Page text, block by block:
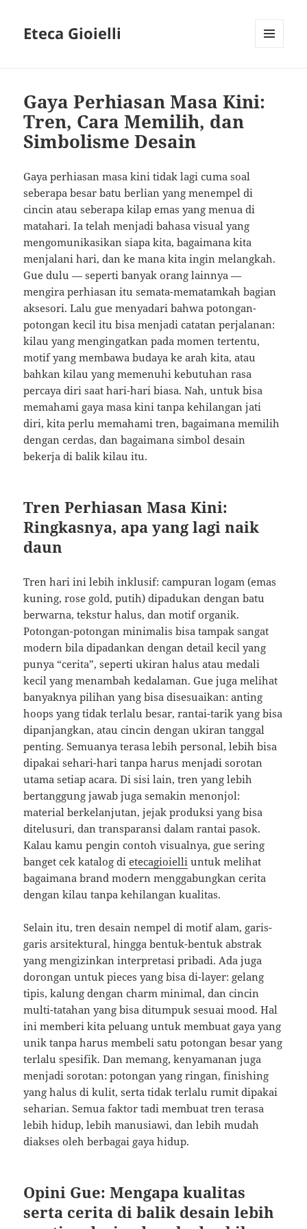
Eteca Gioielli
Gaya Perhiasan Masa Kini:
Tren, Cara Memilih, dan
Simbolisme Desain
Gaya perhiasan masa kini tidak lagi cuma soal
seberapa besar batu berlian yang menempel di
cincin atau seberapa kilap emas yang menua di
matahari. Ia telah menjadi bahasa visual yang
mengomunikasikan siapa kita, bagaimana kita
menjalani hari, dan ke mana kita ingin melangkah.
Gue dulu — seperti banyak orang lainnya —
mengira perhiasan itu semata-mematamkah bagian
aksesori. Lalu gue menyadari bahwa potongan-
potongan kecil itu bisa menjadi catatan perjalanan:
kilau yang mengingatkan pada momen tertentu,
motif yang membawa budaya ke arah kita, atau
bahkan kilau yang memenuhi kebutuhan rasa
percaya diri saat hari-hari biasa. Nah, untuk bisa
memahami gaya masa kini tanpa kehilangan jati
diri, kita perlu memahami tren, bagaimana memilih
dengan cerdas, dan bagaimana simbol desain
bekerja di balik kilau itu.
Tren Perhiasan Masa Kini:
Ringkasnya, apa yang lagi naik
daun
Tren hari ini lebih inklusif: campuran logam (emas
kuning, rose gold, putih) dipadukan dengan batu
berwarna, tekstur halus, dan motif organik.
Potongan-potongan minimalis bisa tampak sangat
modern bila dipadankan dengan detail kecil yang
punya “cerita”, seperti ukiran halus atau medali
kecil yang menambah kedalaman. Gue juga melihat
banyaknya pilihan yang bisa disesuaikan: anting
hoops yang tidak terlalu besar, rantai-tarik yang bisa
dipanjangkan, atau cincin dengan ukiran tanggal
penting. Semuanya terasa lebih personal, lebih bisa
dipakai sehari-hari tanpa harus menjadi sorotan
utama setiap acara. Di sisi lain, tren yang lebih
bertanggung jawab juga semakin menonjol:
material berkelanjutan, jejak produksi yang bisa
ditelusuri, dan transparansi dalam rantai pasok.
Kalau kamu pengin contoh visualnya, gue sering
banget cek katalog dietecagioielli untuk melihat
bagaimana brand modern menggabungkan cerita
dengan kilau tanpa kehilangan kualitas.
Selain itu, tren desain nempel di motif alam, garis-
garis arsitektural, hingga bentuk-bentuk abstrak
yang mengizinkan interpretasi pribadi. Ada juga
dorongan untuk pieces yang bisa di-layer: gelang
tipis, kalung dengan charm minimal, dan cincin
multi-tatahan yang bisa ditumpuk sesuai mood. Hal
ini memberi kita peluang untuk membuat gaya yang
unik tanpa harus membeli satu potongan besar yang
terlalu spesifik. Dan memang, kenyamanan juga
menjadi sorotan: potongan yang ringan, finishing
yang halus di kulit, serta tidak terlalu rumit dipakai
seharian. Semua faktor tadi membuat tren terasa
lebih hidup, lebih manusiawi, dan lebih mudah
diakses oleh berbagai gaya hidup.
Opini Gue: Mengapa kualitas
serta cerita di balik desain lebih